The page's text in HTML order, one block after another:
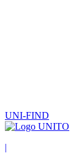
UNI-FIND
|